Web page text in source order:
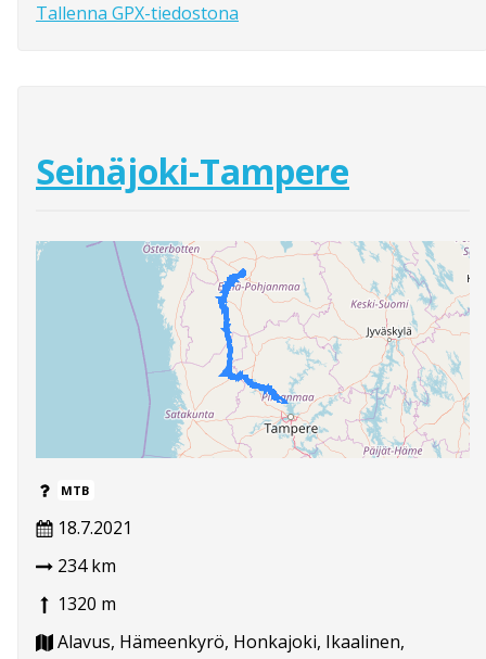
Tallenna GPX-tiedostona
Seinäjoki-Tampere
MTB
18.7.2021
234 km
1320 m
Alavus, Hämeenkyrö, Honkajoki, Ikaalinen,